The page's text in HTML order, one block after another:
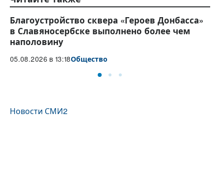
Эндокринолог рассказал, правда ли, что
десять приседаний полезнее десяти тыс.
шагов
Общество
Читайте также